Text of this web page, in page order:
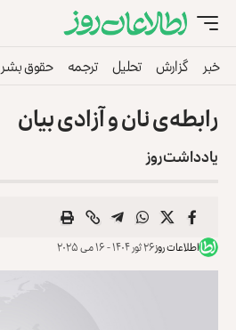
خبر گزارش تحلیل ترجمه حقوق بشر
رابطه‌ی نان و آزادی بیان
یادداشت روز
اطلاعات روز۲۶ ثور ۱۴۰۴ - ۱۶ می ۲۰۲۵